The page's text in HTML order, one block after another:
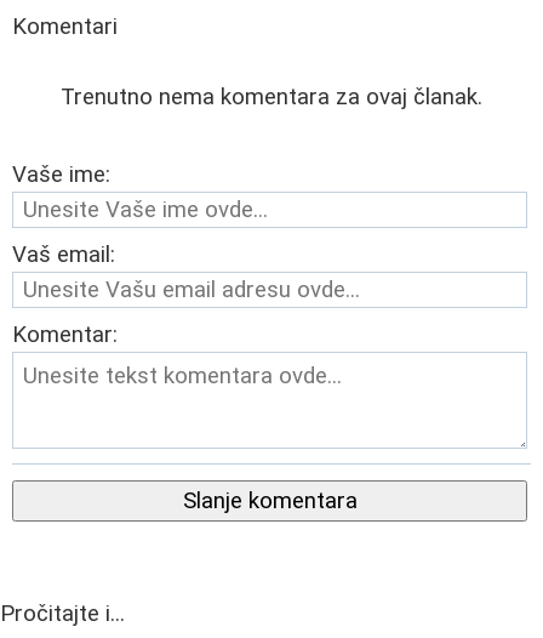
Komentari
Trenutno nema komentara za ovaj članak.
Vaše ime:
Vaš email:
Komentar:
Slanje komentara
Pročitajte i...